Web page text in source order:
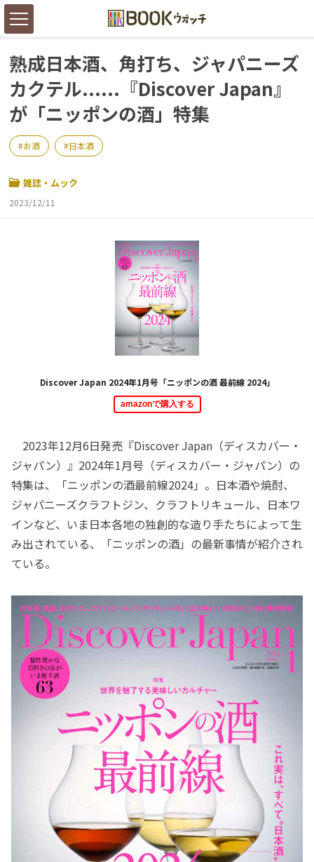
熟成日本酒、角打ち、ジャパニーズ
カクテル......『Discover Japan』
が「ニッポンの酒」特集
お酒 日本酒
雑誌・ムック
2023/12/11
Discover Japan 2024年1月号「ニッポンの酒 最前線 2024」
amazonで購入する
2023年12月6日発売『Discover Japan（ディスカバー・
ジャパン）』2024年1月号（ディスカバー・ジャパン）の
特集は、「ニッポンの酒最前線2024」。日本酒や焼酎、
ジャパニーズクラフトジン、クラフトリキュール、日本ワ
インなど、いま日本各地の独創的な造り手たちによって生
み出されている、「ニッポンの酒」の最新事情が紹介され
ている。